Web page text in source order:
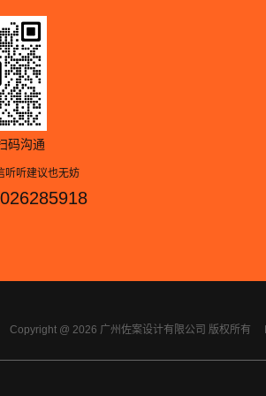
码沟通
听听建议也无妨
Copyright @ 2026 广州佐案设计有限公司 版权所有